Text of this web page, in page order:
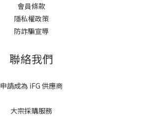
會員條款
隱私權政策
防詐騙宣導
聯絡我們
申請成為 iFG 供應商
大宗採購服務